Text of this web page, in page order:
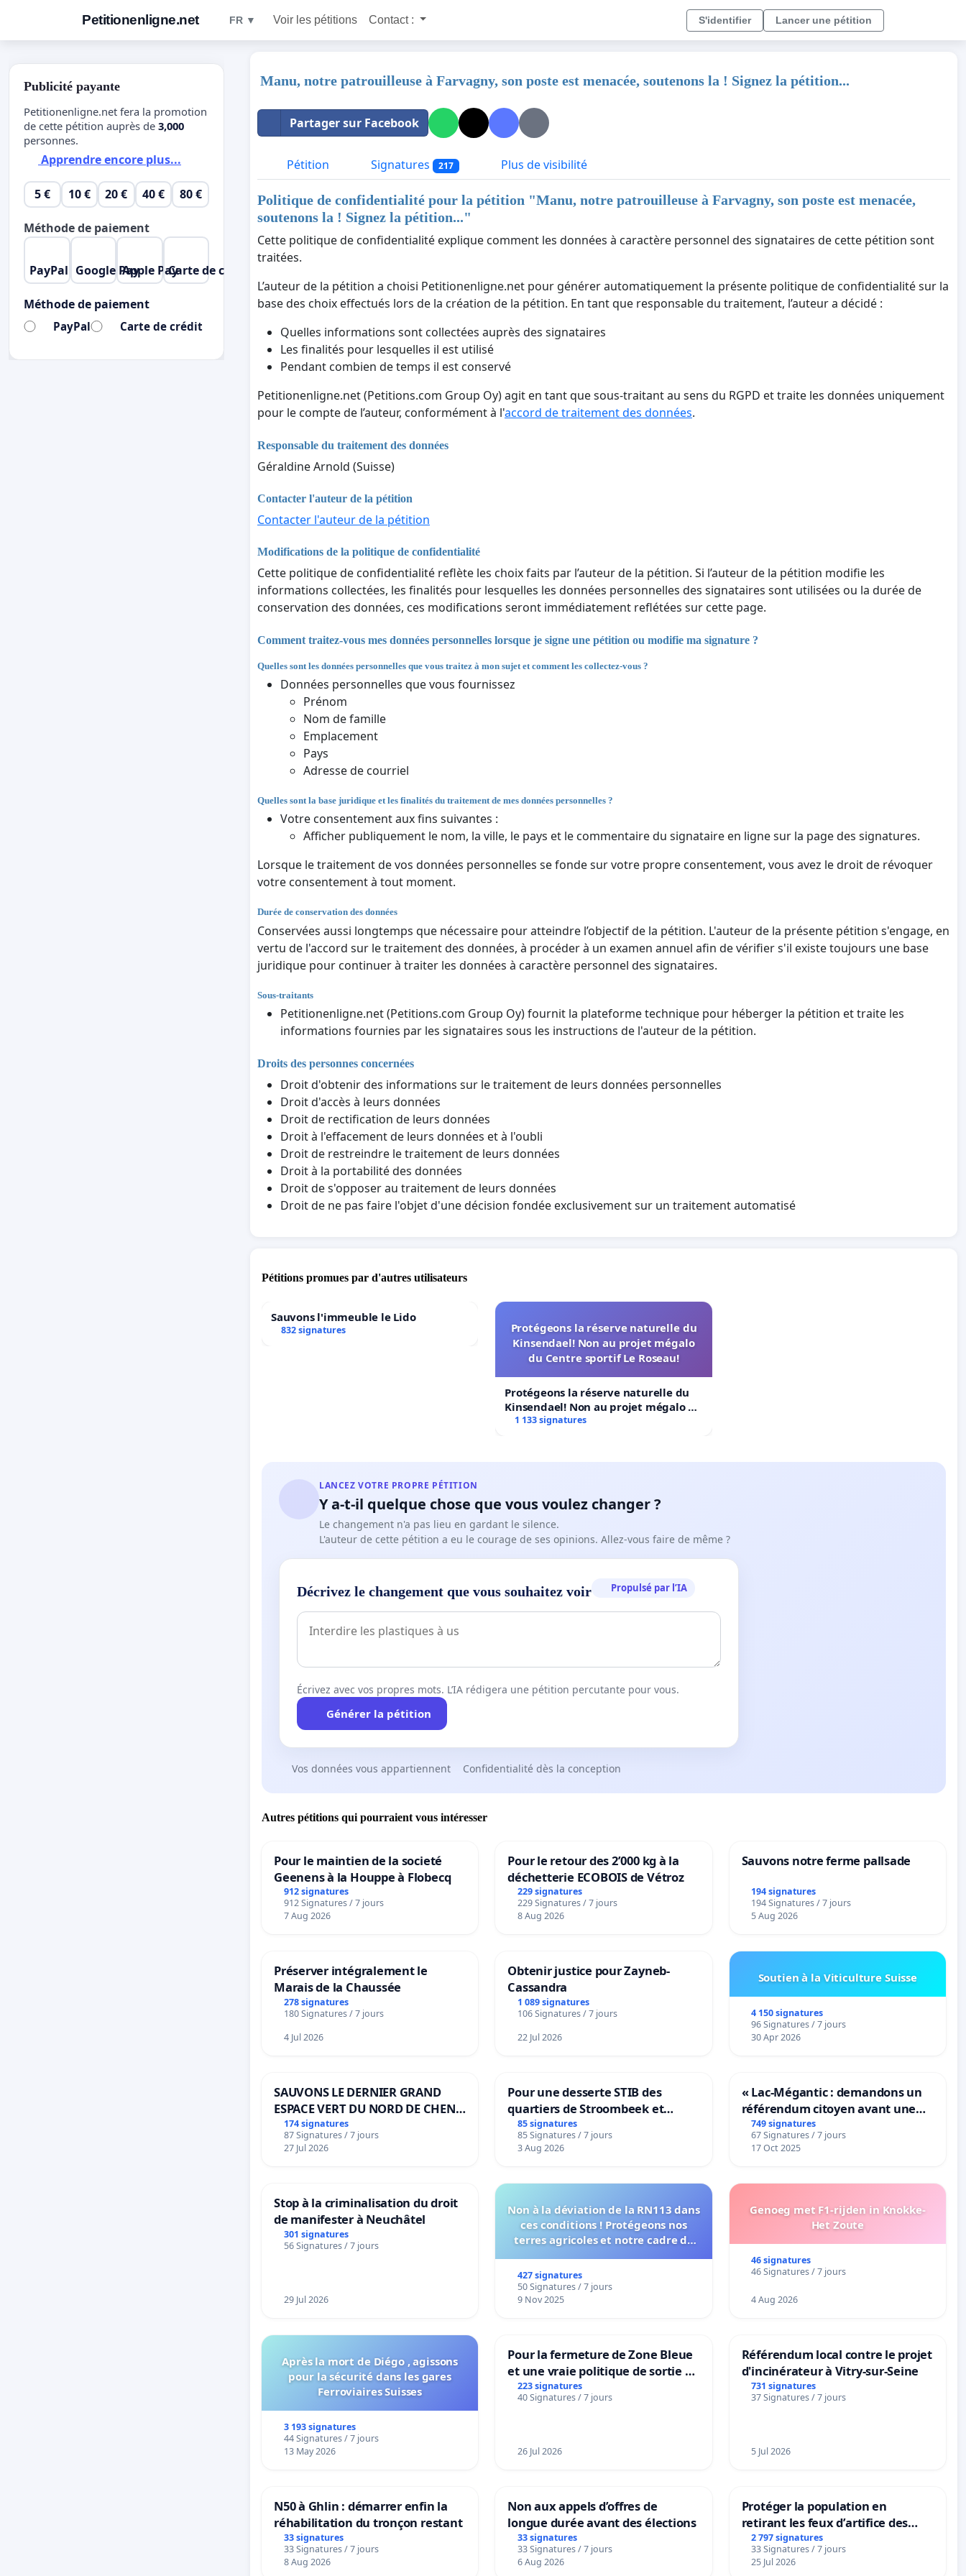
Petitionenligne.net FR ▼ Voir les pétitions Contact : S'identifier Lancer une pétition
Manu, notre patrouilleuse à Farvagny, son poste est menacée, soutenons la ! Signez la pétition...
Partager sur Facebook
Pétition Signatures 217 Plus de visibilité
Politique de confidentialité pour la pétition "Manu, notre patrouilleuse à Farvagny, son poste est menacée,
soutenons la ! Signez la pétition..."
Cette politique de confidentialité explique comment les données à caractère personnel des signataires de cette pétition sont
traitées.
L’auteur de la pétition a choisi Petitionenligne.net pour générer automatiquement la présente politique de confidentialité sur la
base des choix effectués lors de la création de la pétition. En tant que responsable du traitement, l’auteur a décidé :
Quelles informations sont collectées auprès des signataires
Les finalités pour lesquelles il est utilisé
Pendant combien de temps il est conservé
Petitionenligne.net (Petitions.com Group Oy) agit en tant que sous-traitant au sens du RGPD et traite les données uniquement
pour le compte de l’auteur, conformément à l'accord de traitement des données.
Responsable du traitement des données
Géraldine Arnold (Suisse)
Contacter l'auteur de la pétition
Contacter l'auteur de la pétition
Modifications de la politique de confidentialité
Cette politique de confidentialité reflète les choix faits par l’auteur de la pétition. Si l’auteur de la pétition modifie les
informations collectées, les finalités pour lesquelles les données personnelles des signataires sont utilisées ou la durée de
conservation des données, ces modifications seront immédiatement reflétées sur cette page.
Comment traitez-vous mes données personnelles lorsque je signe une pétition ou modifie ma signature ?
Quelles sont les données personnelles que vous traitez à mon sujet et comment les collectez-vous ?
Données personnelles que vous fournissez
Prénom
Nom de famille
Emplacement
Pays
Adresse de courriel
Quelles sont la base juridique et les finalités du traitement de mes données personnelles ?
Votre consentement aux fins suivantes :
Afficher publiquement le nom, la ville, le pays et le commentaire du signataire en ligne sur la page des signatures.
Lorsque le traitement de vos données personnelles se fonde sur votre propre consentement, vous avez le droit de révoquer
votre consentement à tout moment.
Durée de conservation des données
Conservées aussi longtemps que nécessaire pour atteindre l’objectif de la pétition. L'auteur de la présente pétition s'engage, en
vertu de l'accord sur le traitement des données, à procéder à un examen annuel afin de vérifier s'il existe toujours une base
juridique pour continuer à traiter les données à caractère personnel des signataires.
Sous-traitants
Petitionenligne.net (Petitions.com Group Oy) fournit la plateforme technique pour héberger la pétition et traite les
informations fournies par les signataires sous les instructions de l'auteur de la pétition.
Droits des personnes concernées
Droit d'obtenir des informations sur le traitement de leurs données personnelles
Droit d'accès à leurs données
Droit de rectification de leurs données
Droit à l'effacement de leurs données et à l'oubli
Droit de restreindre le traitement de leurs données
Droit à la portabilité des données
Droit de s'opposer au traitement de leurs données
Droit de ne pas faire l'objet d'une décision fondée exclusivement sur un traitement automatisé
Pétitions promues par d'autres utilisateurs
Sauvons l'immeuble le Lido
832 signatures
Protégeons la réserve naturelle du
Kinsendael! Non au projet mégalo
du Centre sportif Le Roseau!
Protégeons la réserve naturelle du
Kinsendael! Non au projet mégalo du
Centre sportif Le Roseau!
1 133 signatures
LANCEZ VOTRE PROPRE PÉTITION
Y a-t-il quelque chose que vous voulez changer ?
Le changement n'a pas lieu en gardant le silence.
L'auteur de cette pétition a eu le courage de ses opinions. Allez-vous faire de même ?
Décrivez le changement que vous souhaitez voir Propulsé par l’IA
Écrivez avec vos propres mots. L’IA rédigera une pétition percutante pour vous.
Générer la pétition
Vos données vous appartiennent Confidentialité dès la conception
Autres pétitions qui pourraient vous intéresser
Pour le maintien de la societé
Geenens à la Houppe à Flobecq
912 signatures
912 Signatures / 7 jours
7 Aug 2026
Pour le retour des 2’000 kg à la
déchetterie ECOBOIS de Vétroz
229 signatures
229 Signatures / 7 jours
8 Aug 2026
Sauvons notre ferme pallsade
194 signatures
194 Signatures / 7 jours
5 Aug 2026
Préserver intégralement le
Marais de la Chaussée
278 signatures
180 Signatures / 7 jours
4 Jul 2026
Obtenir justice pour Zayneb-
Cassandra
1 089 signatures
106 Signatures / 7 jours
22 Jul 2026
Soutien à la Viticulture Suisse
4 150 signatures
96 Signatures / 7 jours
30 Apr 2026
SAUVONS LE DERNIER GRAND
ESPACE VERT DU NORD DE CHENE-
BOUGERIES
174 signatures
87 Signatures / 7 jours
27 Jul 2026
Pour une desserte STIB des
quartiers de Stroombeek et
Beauval - Voor een MIVB-
bediening van de wijken
Strombeek en Het Voor
85 signatures
85 Signatures / 7 jours
3 Aug 2026
« Lac-Mégantic : demandons un
référendum citoyen avant une
transformation irréversible de
notre territoire »
749 signatures
67 Signatures / 7 jours
17 Oct 2025
Stop à la criminalisation du droit
de manifester à Neuchâtel
301 signatures
56 Signatures / 7 jours
29 Jul 2026
Non à la déviation de la RN113 dans
ces conditions ! Protégeons nos
terres agricoles et notre cadre de
427 signatures
50 Signatures / 7 jours
9 Nov 2025
Genoeg met F1-rijden in Knokke-
Het Zoute
46 signatures
46 Signatures / 7 jours
4 Aug 2026
Après la mort de Diégo , agissons
pour la sécurité dans les gares
Ferroviaires Suisses
3 193 signatures
44 Signatures / 7 jours
13 May 2026
Pour la fermeture de Zone Bleue
et une vraie politique de sortie de
la dépendance
223 signatures
40 Signatures / 7 jours
26 Jul 2026
Référendum local contre le projet
d'incinérateur à Vitry-sur-Seine
731 signatures
37 Signatures / 7 jours
5 Jul 2026
N50 à Ghlin : démarrer enfin la
réhabilitation du tronçon restant
33 signatures
33 Signatures / 7 jours
8 Aug 2026
Non aux appels d’offres de
longue durée avant des élections
33 signatures
33 Signatures / 7 jours
6 Aug 2026
Protéger la population en
retirant les feux d’artifice des
rayons
2 797 signatures
33 Signatures / 7 jours
25 Jul 2026
Publicité payante
Petitionenligne.net fera la promotion
de cette pétition auprès de 3,000
personnes.
Apprendre encore plus...
5 € 10 € 20 € 40 € 80 €
Méthode de paiement
PayPal Google PayApple PayCarte de crédit
Méthode de paiement
PayPal Carte de crédit